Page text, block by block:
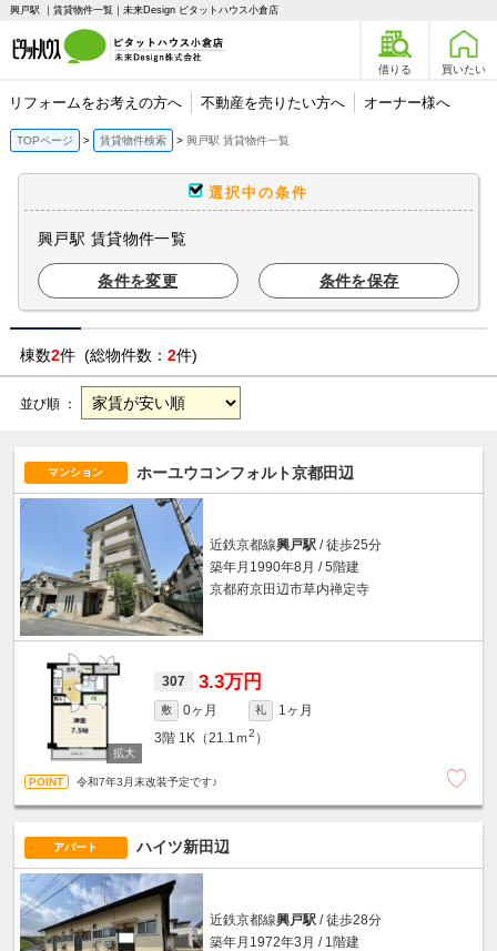
興戸駅 ｜賃貸物件一覧｜未来Design ピタットハウス小倉店
借りる 買いたい
リフォームをお考えの方へ 不動産を売りたい方へ オーナー様へ
TOPページ 賃貸物件検索 興戸駅 賃貸物件一覧
選択中の条件
興戸駅 賃貸物件一覧
条件を変更 条件を保存
棟数2件 (総物件数： 2件)
並び順 ：
マンション ホーユウコンフォルト京都田辺
近鉄京都線興戸駅/ 徒歩25分
築年月1990年8月 / 5階建
京都府京田辺市草内禅定寺
307 3.3万円
敷 0ヶ月 礼
1ヶ月
3階 1K（21.1ｍ2 ）
令和7年3月末改装予定です♪
アパート ハイツ新田辺
近鉄京都線興戸駅/ 徒歩28分
築年月1972年3月 / 1階建